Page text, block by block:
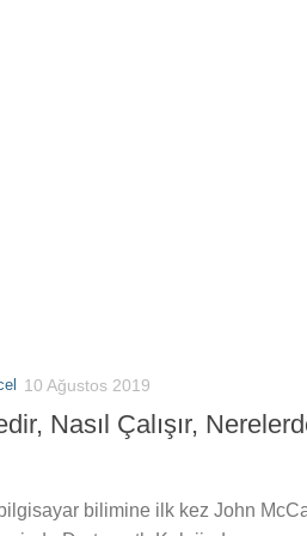
10 Ağustos 2019
Nasıl Çalışır,
bilimine ilk kez John